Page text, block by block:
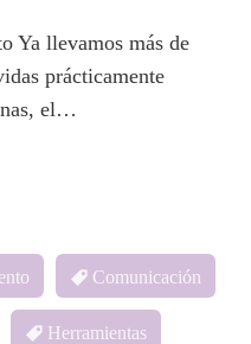
Ya llevamos más de
prácticamente
el…
Comunicación
Herramientas